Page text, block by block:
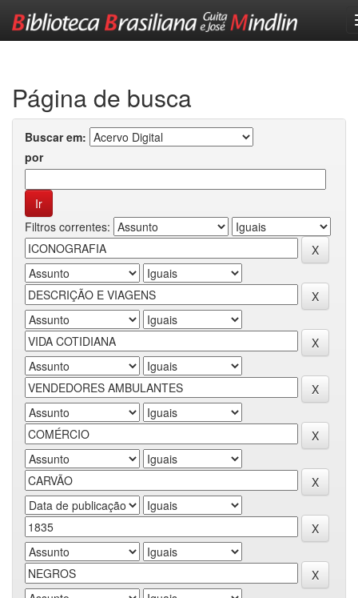
Página de busca
Buscar em:
por
Filtros correntes: